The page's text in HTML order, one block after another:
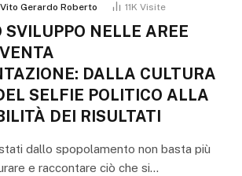
Vito Gerardo Roberto 11K Visite
SVILUPPO NELLE AREE
DALLA CULTURA
SELFIE POLITICO ALLA
DEI RISULTATI
dallo spopolamento non basta più
e raccontare ciò che si…